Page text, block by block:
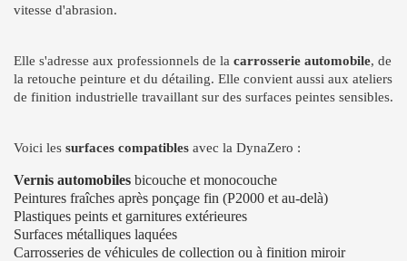
vitesse d'abrasion.
Elle s'adresse aux professionnels de la carrosserie automobile, de
la retouche peinture et du détailing. Elle convient aussi aux ateliers
de finition industrielle travaillant sur des surfaces peintes sensibles.
Voici les surfaces compatibles avec la DynaZero :
Vernis automobiles bicouche et monocouche
Peintures fraîches après ponçage fin (P2000 et au-delà)
Plastiques peints et garnitures extérieures
Surfaces métalliques laquées
Carrosseries de véhicules de collection ou à finition miroir